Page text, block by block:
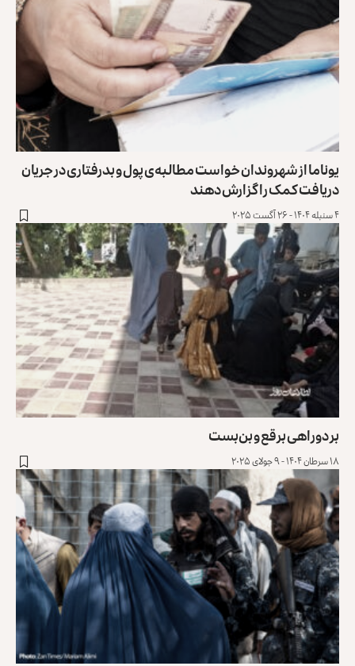
یوناما از شهروندان خواست مطالبه‌ی پول و بدرفتاری در جریان
‏دریافت کمک را گزارش دهند
۴ سنبله ۱۴۰۴ - ۲۶ آگست ۲۰۲۵
بر دوراهی برقع و بن‌بست
۱۸ سرطان ۱۴۰۴ - ۹ جولای ۲۰۲۵